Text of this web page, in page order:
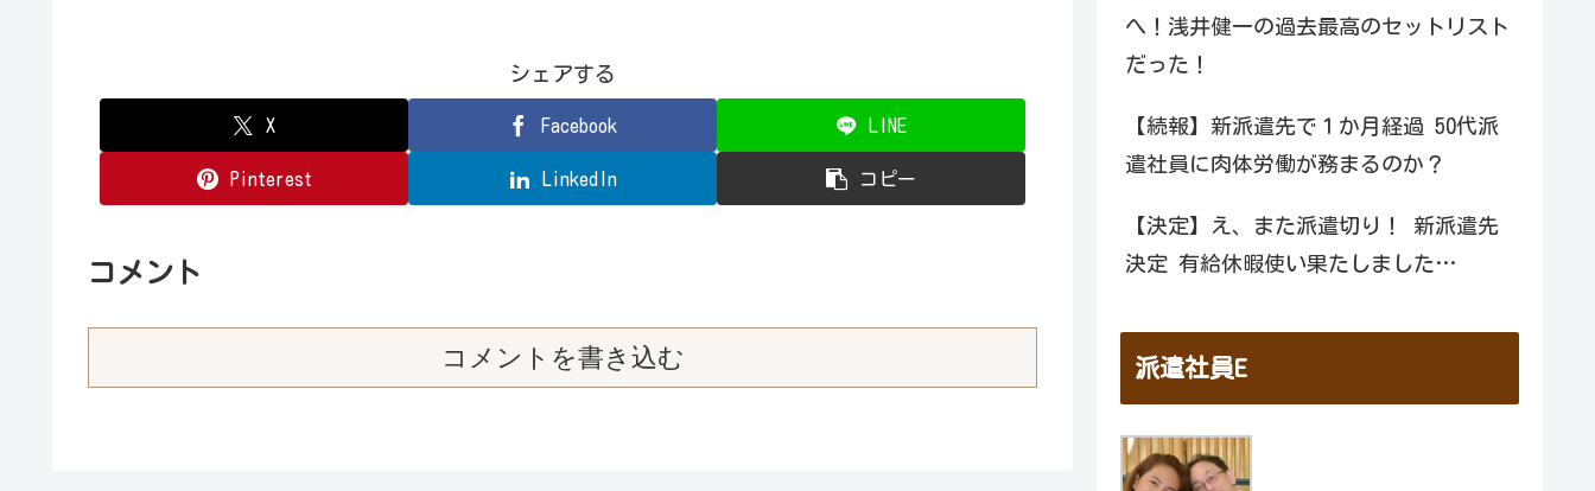
シェアする
X Facebook LINE
Pinterest LinkedIn コピー
コメント
コメントを書き込む
へ！浅井健一の過去最高のセットリスト
だった！
【続報】新派遣先で１か月経過 50代派
遣社員に肉体労働が務まるのか？
【決定】え、また派遣切り！ 新派遣先
決定 有給休暇使い果たしました…
派遣社員E